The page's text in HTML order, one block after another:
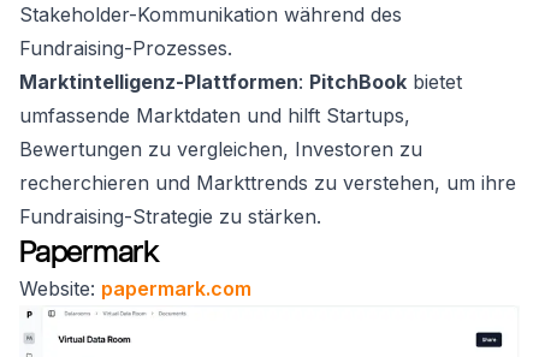
Stakeholder-Kommunikation während des
Fundraising-Prozesses.
Marktintelligenz-Plattformen: PitchBook bietet
umfassende Marktdaten und hilft Startups,
Bewertungen zu vergleichen, Investoren zu
recherchieren und Markttrends zu verstehen, um ihre
Fundraising-Strategie zu stärken.
Papermark
Website: papermark.com